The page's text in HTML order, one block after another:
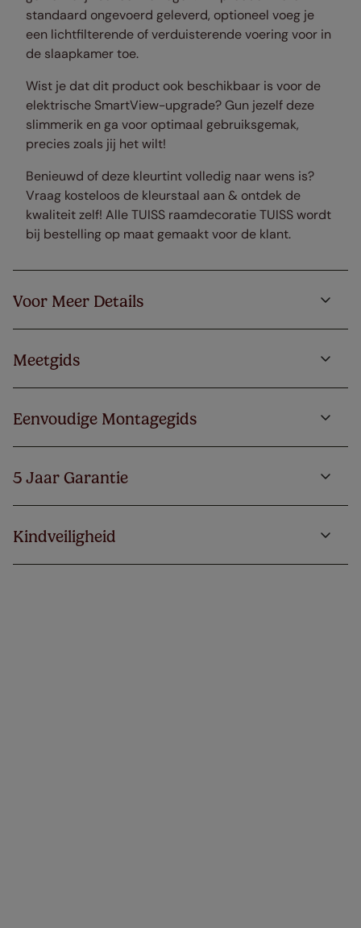
standaard ongevoerd geleverd, optioneel voeg je
een lichtfilterende of verduisterende voering voor in
de slaapkamer toe.
Wist je dat dit product ook beschikbaar is voor de
elektrische SmartView-upgrade? Gun jezelf deze
slimmerik en ga voor optimaal gebruiksgemak,
precies zoals jij het wilt!
Benieuwd of deze kleurtint volledig naar wens is?
Vraag kosteloos de kleurstaal aan & ontdek de
kwaliteit zelf! Alle TUISS raamdecoratie TUISS wordt
bij bestelling op maat gemaakt voor de klant.
Voor Meer Details
Meetgids
Eenvoudige Montagegids
5 Jaar Garantie
Kindveiligheid